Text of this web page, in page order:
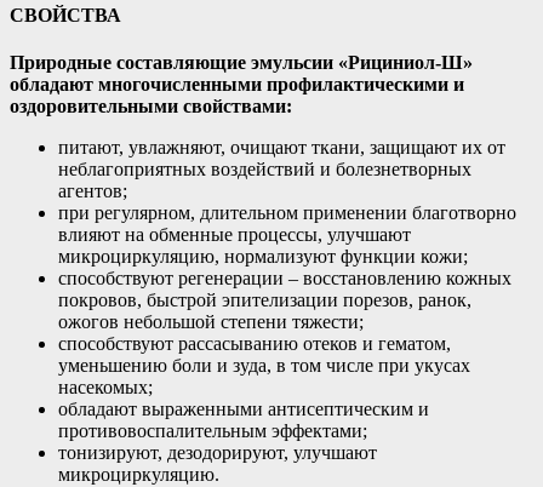
СВОЙСТВА
Природные составляющие эмульсии «Рициниол-Ш»
обладают многочисленными профилактическими и
оздоровительными свойствами:
питают, увлажняют, очищают ткани, защищают их от
неблагоприятных воздействий и болезнетворных
агентов;
при регулярном, длительном применении благотворно
влияют на обменные процессы, улучшают
микроциркуляцию, нормализуют функции кожи;
способствуют регенерации – восстановлению кожных
покровов, быстрой эпителизации порезов, ранок,
ожогов небольшой степени тяжести;
способствуют рассасыванию отеков и гематом,
уменьшению боли и зуда, в том числе при укусах
насекомых;
обладают выраженными антисептическим и
противовоспалительным эффектами;
тонизируют, дезодорируют, улучшают
микроциркуляцию.